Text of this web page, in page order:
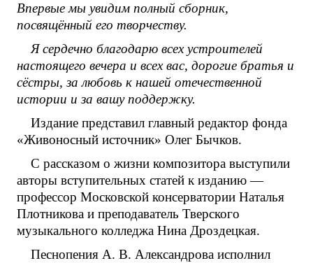
Впервые мы увидим полный сборник,
посвящённый его творчеству.
Я сердечно благодарю всех устроителей
настоящего вечера и всех вас, дорогие братья и
сёстры, за любовь к нашей отечественной
истории и за вашу поддержку.
Издание представил главный редактор фонда
«Живоносный источник» Олег Бычков.
С рассказом о жизни композитора выступили
авторы вступительных статей к изданию —
профессор Московской консерватории Наталья
Плотникова и преподаватель Тверского
музыкального колледжа Нина Дроздецкая.
Песнопения А. В. Александрова исполнил